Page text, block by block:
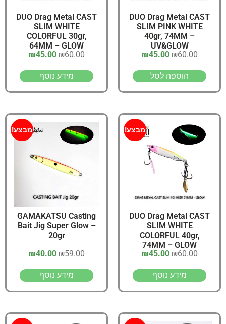
DUO Drag Metal CAST
SLIM PINK WHITE
40gr, 74MM –
UV&GLOW
₪60.00
₪45.00
הוספה לסל
DUO Drag Metal CAST
SLIM WHITE
COLORFUL 30gr,
64MM – GLOW
₪60.00
₪45.00
מידע נוסף
מבצע!
DUO Drag Metal CAST
SLIM WHITE
COLORFUL 40gr,
74MM – GLOW
₪60.00
₪45.00
מידע נוסף
מבצע!
GAMAKATSU Casting
Bait Jig Super Glow –
20gr
₪59.00
₪40.00
מידע נוסף